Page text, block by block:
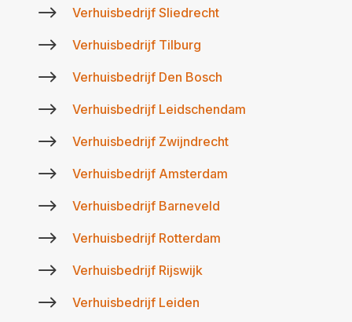
$ Verhuisbedrijf Sliedrecht
$ Verhuisbedrijf Tilburg
$ Verhuisbedrijf Den Bosch
$ Verhuisbedrijf Leidschendam
$ Verhuisbedrijf Zwijndrecht
$ Verhuisbedrijf Amsterdam
$ Verhuisbedrijf Barneveld
$ Verhuisbedrijf Rotterdam
$ Verhuisbedrijf Rijswijk
$ Verhuisbedrijf Leiden